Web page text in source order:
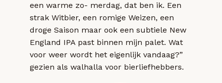
een warme zo- merdag, dat ben ik. Een
strak Witbier, een romige Weizen, een
droge Saison maar ook een subtiele New
England IPA past binnen mijn palet. Wat
voor weer wordt het eigenlijk vandaag?”
gezien als walhalla voor bierliefhebbers.